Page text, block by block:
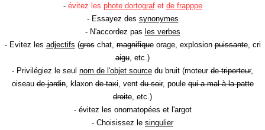
- évitez les phote dortografet de frapppe
- Essayez des synonymes
- N'accordez pas les verbes
- Evitez les adjectifs (groschat,magnifiqueorage, explosionpuissante, cri
aigu , etc.)
- Privilégiez le seul nom de l'objet source du bruit (moteur de triporteur,
oiseaude jardin, klaxonde taxi, ventdu soir, poulequi a mal à la patte
droite , etc.)
- évitez les onomatopées et l'argot
- Choisissez le singulier